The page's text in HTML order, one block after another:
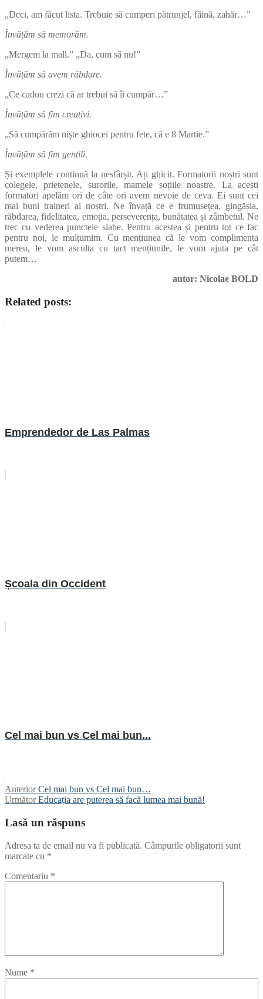
„Deci, am făcut lista. Trebuie să cumperi pătrunjel, făină, zahăr…”
Învățăm să memorăm.
„Mergem la mall.” „Da, cum să nu!”
Învățăm să avem răbdare.
„Ce cadou crezi că ar trebui să îi cumpăr…”
Învățăm să fim creativi.
„Să cumpărăm niște ghiocei pentru fete, că e 8 Martie.”
Învățăm să fim gentili.
Și exemplele continuă la nesfârșit. Ați ghicit. Formatorii noștri sunt
colegele, prietenele, surorile, mamele soțiile noastre. La acești
formatori apelăm ori de câte ori avem nevoie de ceva. Ei sunt cei
mai buni traineri ai noștri. Ne învață ce e frumusețea, gingășia,
răbdarea, fidelitatea, emoția, perseverența, bunătatea și zâmbetul. Ne
trec cu vederea punctele slabe. Pentru acestea și pentru tot ce fac
pentru noi, le mulțumim. Cu mențiunea că le vom complimenta
mereu, le vom asculta cu tact mențiunile, le vom ajuta pe cât
putem…
autor: Nicolae BOLD
Related posts:
Emprendedor de Las Palmas
Școala din Occident
Cel mai bun vs Cel mai bun...
Navigare
în
articole
Anterior Articolul
anterior:
Cel mai bun vs Cel mai bun…
Următor Articolul
Educația are puterea să facă lumea mai bună!
Lasă un răspuns
Adresa ta de email nu va fi publicată. Câmpurile obligatorii sunt
marcate cu *
Comentariu *
Nume *